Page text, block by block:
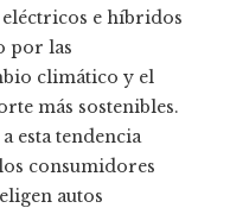
e híbridos
por las
climático y el
más sostenibles.
esta tendencia
consumidores
autos